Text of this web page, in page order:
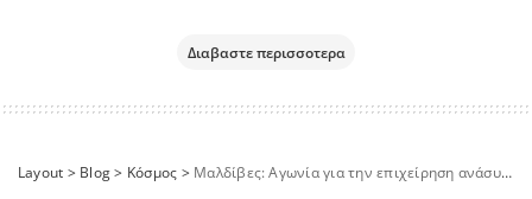
Διαβαστε περισσοτερα
Layout > Blog> Κόσμος > Μαλδίβες: Αγωνία για την επιχείρηση ανάσυρσης των Ιταλών δυτών – Νέο μυστήριο μετά ακόμη έναν θάνατο